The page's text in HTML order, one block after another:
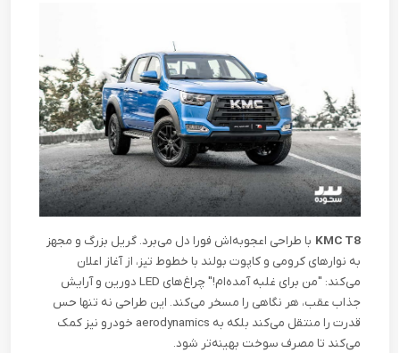
KMC T8 با طراحی اعجوبه‌اش فورا دل می‌برد. گریل بزرگ و مجهز
به نوارهای کرومی و کاپوت بولند با خطوط تیز، از آغاز اعلان
می‌کند: "من برای غلبه آمده‌ام!" چراغ‌های LED دورین و آرایش
جذاب عقب، هر نگاهی را مسخر می‌کند. این طراحی نه تنها حس
قدرت را منتقل می‌کند بلکه به aerodynamics خودرو نیز کمک
می‌کند تا مصرف سوخت بهینه‌تر شود.